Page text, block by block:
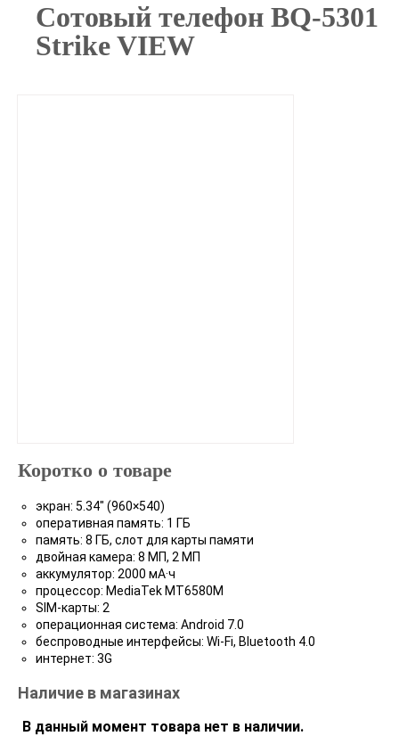
Сотовый телефон BQ-5301
Strike VIEW
Коротко о товаре
экран: 5.34" (960×540)
оперативная память: 1 ГБ
память: 8 ГБ, слот для карты памяти
двойная камера: 8 МП, 2 МП
аккумулятор: 2000 мА·ч
процессор: MediaTek MT6580M
SIM-карты: 2
операционная система: Android 7.0
беспроводные интерфейсы: Wi-Fi, Bluetooth 4.0
интернет: 3G
Наличие в магазинах
В данный момент товара нет в наличии.